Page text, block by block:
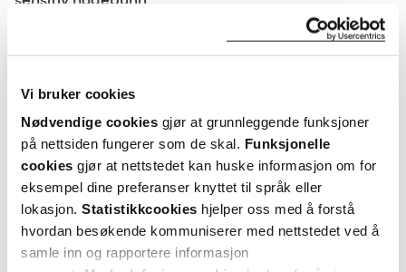
Vi bruker cookies
Nødvendige cookies gjør at grunnleggende funksjoner
på nettsiden fungerer som de skal. Funksjonelle
cookies gjør at nettstedet kan huske informasjon om for
eksempel dine preferanser knyttet til språk eller
lokasjon. Statistikkcookies hjelper oss med å forstå
hvordan besøkende kommuniserer med nettstedet ved å
samle inn og rapportere informasjon
Naturbørste,
Sensitive Scalp Gavesett